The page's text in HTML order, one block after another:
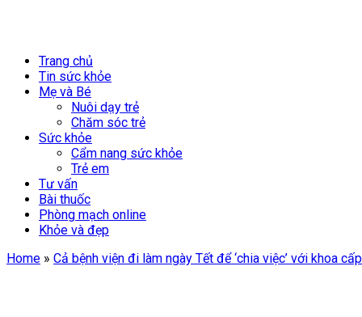
Trang chủ
Tin sức khỏe
Mẹ và Bé
Nuôi dạy trẻ
Chăm sóc trẻ
Sức khỏe
Cẩm nang sức khỏe
Trẻ em
Tư vấn
Bài thuốc
Phòng mạch online
Khỏe và đẹp
Home » Cả bệnh viện đi làm ngày Tết để ‘chia việc’ với khoa